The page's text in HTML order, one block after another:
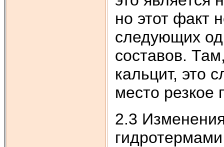
но этот факт
следующих
составов.
кальцит, это
место резкое
2.3
гидротермами